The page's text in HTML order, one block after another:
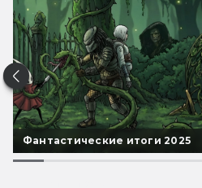
Фантастические итоги 2025